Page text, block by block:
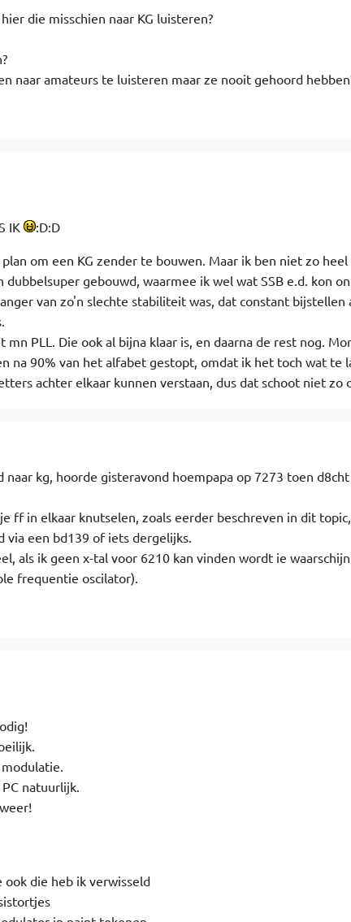
die misschien naar KG luisteren?
naar amateurs te luisteren maar ze nooit gehoord
IK
:D:D
om een KG zender te bouwen. Maar ik ben niet zo
dubbelsuper gebouwd, waarmee ik wel wat SSB e.d. kon
van zo'n slechte stabiliteit was, dat constant bijstellen
mn PLL. Die ook al bijna klaar is, en daarna de rest nog.
na 90% van het alfabet gestopt, omdat ik het toch wat te
achter elkaar kunnen verstaan, dus dat schoot niet zo
kg, hoorde gisteravond hoempapa op 7273 toen
ff in elkaar knutselen, zoals eerder beschreven in dit
via een bd139 of iets dergelijks.
als ik geen x-tal voor 6210 kan vinden wordt ie
frequentie oscilator).
natuurlijk.
die heb ik verwisseld